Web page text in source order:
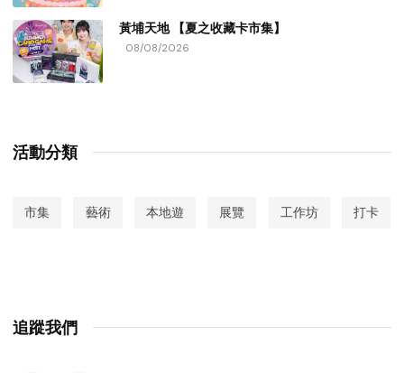
黃埔天地 【夏之收藏卡市集】
08/08/2026
活動分類
市集 藝術 本地遊 展覽 工作坊 打卡
追蹤我們